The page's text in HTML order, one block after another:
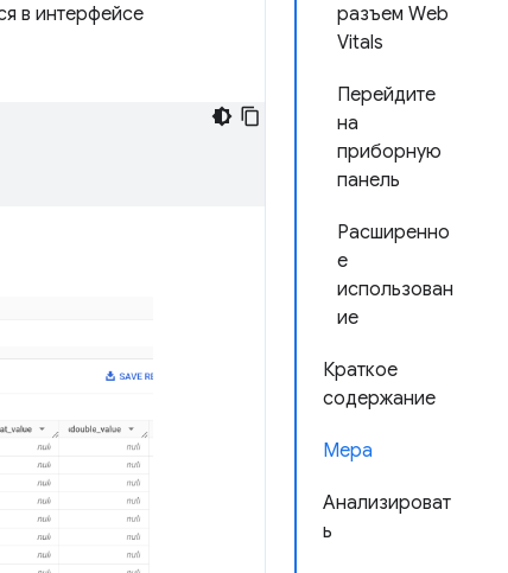
разъем Web
Vitals
Перейдите
на
приборную
панель
Расширенно
е
использован
ие
Краткое
содержание
Мера
Анализироват
ь
в интерфейсе